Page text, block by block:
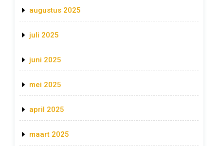
augustus 2025
juli 2025
juni 2025
mei 2025
april 2025
maart 2025